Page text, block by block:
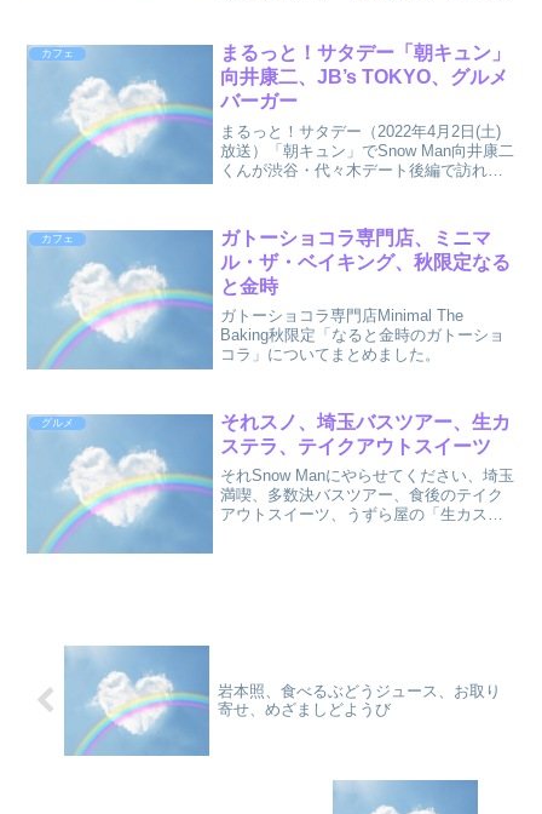
て心配な寿司屋として紹介されていまし
た！どんなお店なのか、アクセス、営業
時間、無料サービスをまとめました。
カフェ
まるっと！サタデー「朝キュン」
向井康二、JB’s TOKYO、グルメ
バーガー
まるっと！サタデー（2022年4月2日(土)
放送）「朝キュン」でSnow Man向井康二
くんが渋谷・代々木デート後編で訪れた
カフェ
ガトーショコラ専門店、ミニマ
ル・ザ・ベイキング、秋限定なる
と金時
ガトーショコラ専門店Minimal The
Baking秋限定「なると金時のガトーショ
コラ」についてまとめました。
グルメ
それスノ、埼玉バスツアー、生カ
ステラ、テイクアウトスイーツ
それSnow Manにやらせてください、埼玉
満喫、多数決バスツアー、食後のテイク
アウトスイーツ、うずら屋の「生カステ
岩本照、食べるぶどうジュース、お取り
寄せ、めざましどようび